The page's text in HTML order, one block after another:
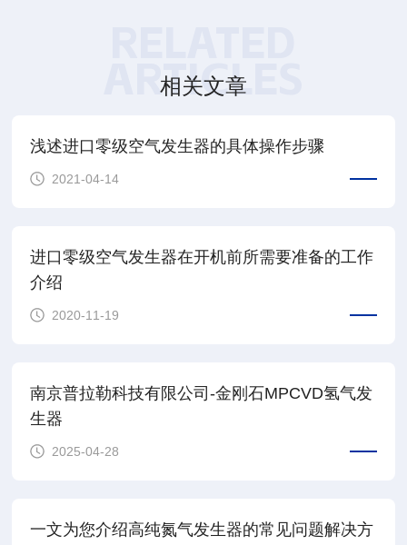
ARTICLES
相关文章
浅述进口零级空气发生器的具体操作步骤
2021-04-14
进口零级空气发生器在开机前所需要准备的工作
介绍
2020-11-19
南京普拉勒科技有限公司-金刚石MPCVD氢气发
生器
2025-04-28
一文为您介绍高纯氮气发生器的常见问题解决方